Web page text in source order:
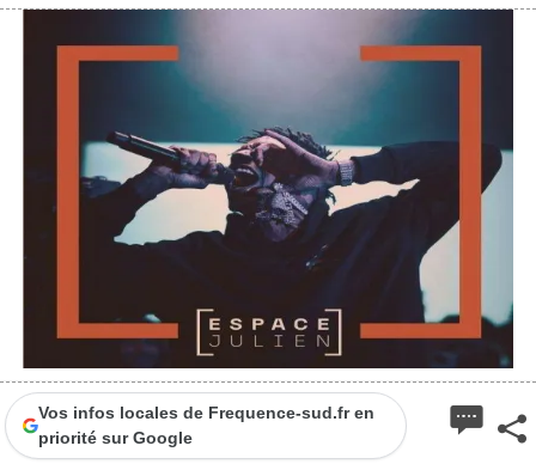
Vos infos locales de Frequence-sud.fr en
priorité sur Google